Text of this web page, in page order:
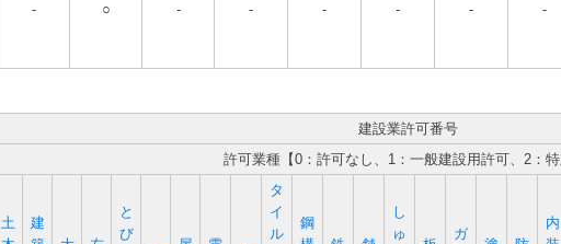
- ○ - - - - - -
建設業許可番号
許可業種【0：許可なし、1：一般建設用許可、2：特
土
建
と
び
タ
イ
ル
鋼
し
ゅ
ガ
内